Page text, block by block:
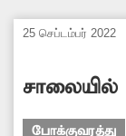
வேண்டும்.
25 செப்டம்பர் 2022
சாலையில்
போக்குவரத்து